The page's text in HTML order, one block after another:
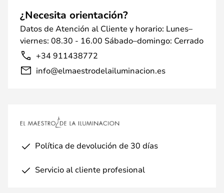
¿Necesita orientación?
Datos de Atención al Cliente y horario: Lunes–
viernes: 08.30 - 16.00 Sábado–domingo: Cerrado
+34 911438772
info@elmaestrodelailuminacion.es
Política de devolución de 30 días
Servicio al cliente profesional